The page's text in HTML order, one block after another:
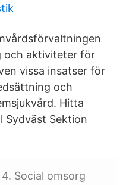
och aktiviteter för
vissa insatser för
och
Hitta
Sydväst Sektion
Social omsorg